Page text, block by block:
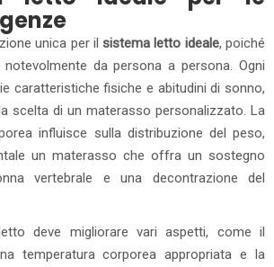
unica per ilsistema letto ideale, poiché
da persona a persona. Ogni
caratteristiche fisiche e abitudini di sonno,
scelta di un materasso personalizzato. La
influisce sulla distribuzione del peso,
un materasso che offra un sostegno
vertebrale e una decontrazione del
deve migliorare vari aspetti, come il
temperatura corporea appropriata e la